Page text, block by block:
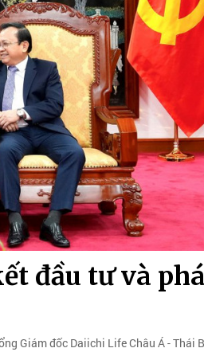
đầu tư và
Giám đốc Daiichi Life Châu Á - Thái